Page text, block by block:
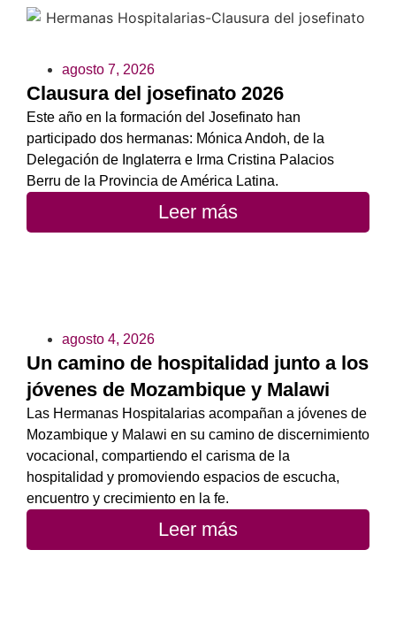
agosto 7, 2026
Clausura del josefinato 2026
Este año en la formación del Josefinato han
participado dos hermanas: Mónica Andoh, de la
Delegación de Inglaterra e Irma Cristina Palacios
Berru de la Provincia de América Latina.
Leer más
agosto 4, 2026
Un camino de hospitalidad junto a los
jóvenes de Mozambique y Malawi
Las Hermanas Hospitalarias acompañan a jóvenes de
Mozambique y Malawi en su camino de discernimiento
vocacional, compartiendo el carisma de la
hospitalidad y promoviendo espacios de escucha,
encuentro y crecimiento en la fe.
Leer más